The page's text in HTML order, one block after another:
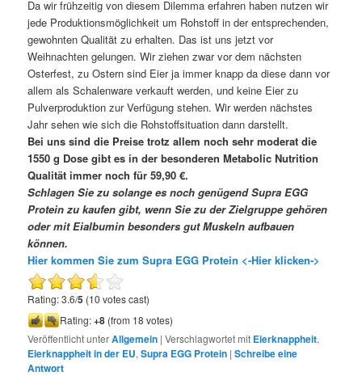
Da wir frühzeitig von diesem Dilemma erfahren haben nutzen wir
jede Produktionsmöglichkeit um Rohstoff in der entsprechenden,
gewohnten Qualität zu erhalten. Das ist uns jetzt vor
Weihnachten gelungen. Wir ziehen zwar vor dem nächsten
Osterfest, zu Ostern sind Eier ja immer knapp da diese dann vor
allem als Schalenware verkauft werden, und keine Eier zu
Pulverproduktion zur Verfügung stehen. Wir werden nächstes
Jahr sehen wie sich die Rohstoffsituation dann darstellt.
Bei uns sind die Preise trotz allem noch sehr moderat die
1550 g Dose gibt es in der besonderen Metabolic Nutrition
Qualität immer noch für 59,90 €.
Schlagen Sie zu solange es noch genügend Supra EGG
Protein zu kaufen gibt, wenn Sie zu der Zielgruppe gehören
oder mit Eialbumin besonders gut Muskeln aufbauen
können.
Hier kommen Sie zum Supra EGG Protein <-Hier klicken->
Rating: 3.6/5 (10 votes cast)
Rating:+8 (from 18 votes)
Veröffentlicht unterAllgemein |Verschlagwortet mit Eierknappheit,
Eierknappheit in der EU,Supra EGG Protein |Schreibe eine
Antwort